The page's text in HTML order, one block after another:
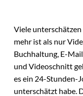
Viele
mehr ist als nur
Buchhaltung, E-
und Videoschnitt
es ein 24-Stunden-
unterschätzt habe.